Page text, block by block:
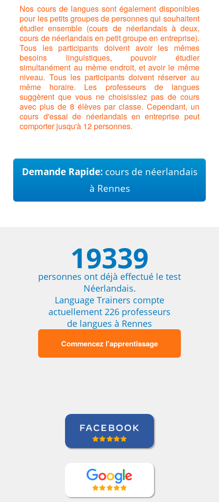
Nos cours de langues sont également disponibles
pour les petits groupes de personnes qui souhaitent
étudier ensemble (cours de néerlandais à deux,
cours de néerlandais en petit groupe en entreprise).
Tous les participants doivent avoir les mêmes
besoins linguistiques, pouvoir étudier
simultanément au même endroit, et avoir le même
niveau. Tous les participants doivent réserver au
même horaire. Les professeurs de langues
suggèrent que vous ne choisissiez pas de cours
avec plus de 8 élèves par classe. Cependant, un
cours d'essai de néerlandais en entreprise peut
comporter jusqu'à 12 personnes.
Demande Rapide:cours de néerlandais
à Rennes
19339
personnes ont déjà effectué le test
Néerlandais.
Language Trainers compte
actuellement 226 professeurs
de langues à Rennes
Commencez l'apprentissage